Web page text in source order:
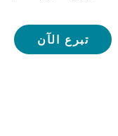
تبرع الآن